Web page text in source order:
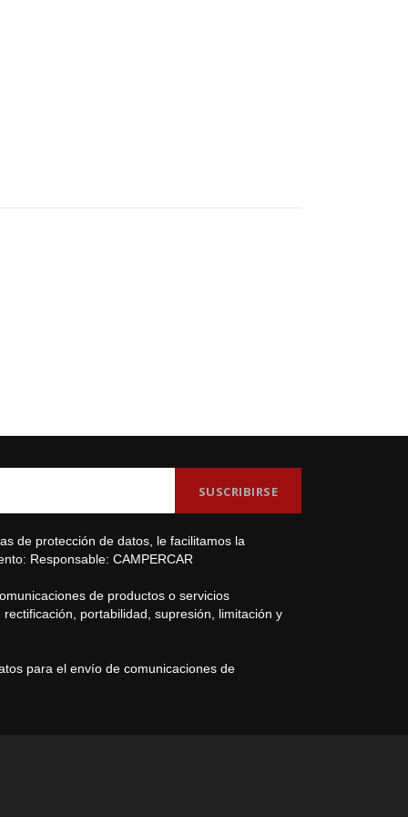
de protección de datos, le facilitamos la
Responsable: CAMPERCAR
de productos o servicios
portabilidad, supresión, limitación y
para el envío de comunicaciones de